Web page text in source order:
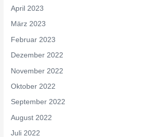
April 2023
März 2023
Februar 2023
Dezember 2022
November 2022
Oktober 2022
September 2022
August 2022
Juli 2022